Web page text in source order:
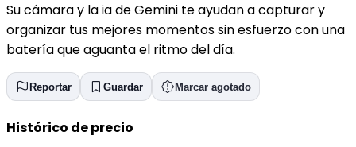
Su cámara y la ia de Gemini te ayudan a capturar y
organizar tus mejores momentos sin esfuerzo con una
batería que aguanta el ritmo del día.
Reportar Guardar Marcar agotado
Histórico de precio